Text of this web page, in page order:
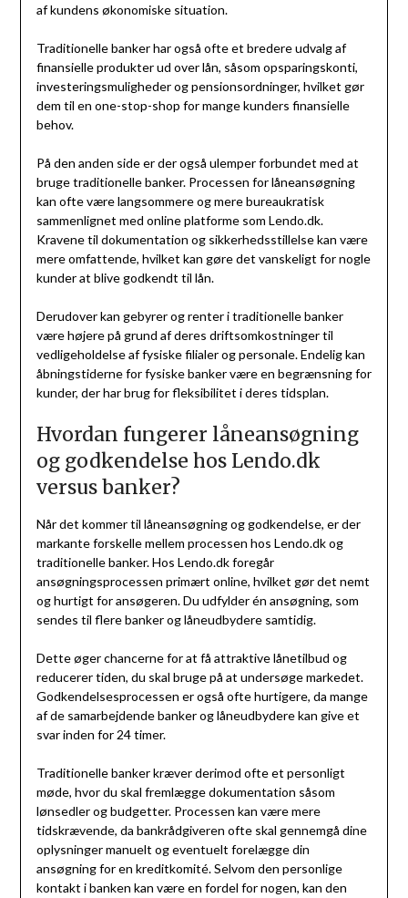
af kundens økonomiske situation.
Traditionelle banker har også ofte et bredere udvalg af
finansielle produkter ud over lån, såsom opsparingskonti,
investeringsmuligheder og pensionsordninger, hvilket gør
dem til en one-stop-shop for mange kunders finansielle
behov.
På den anden side er der også ulemper forbundet med at
bruge traditionelle banker. Processen for låneansøgning
kan ofte være langsommere og mere bureaukratisk
sammenlignet med online platforme som Lendo.dk.
Kravene til dokumentation og sikkerhedsstillelse kan være
mere omfattende, hvilket kan gøre det vanskeligt for nogle
kunder at blive godkendt til lån.
Derudover kan gebyrer og renter i traditionelle banker
være højere på grund af deres driftsomkostninger til
vedligeholdelse af fysiske filialer og personale. Endelig kan
åbningstiderne for fysiske banker være en begrænsning for
kunder, der har brug for fleksibilitet i deres tidsplan.
Hvordan fungerer låneansøgning
og godkendelse hos Lendo.dk
versus banker?
Når det kommer til låneansøgning og godkendelse, er der
markante forskelle mellem processen hos Lendo.dk og
traditionelle banker. Hos Lendo.dk foregår
ansøgningsprocessen primært online, hvilket gør det nemt
og hurtigt for ansøgeren. Du udfylder én ansøgning, som
sendes til flere banker og låneudbydere samtidig.
Dette øger chancerne for at få attraktive lånetilbud og
reducerer tiden, du skal bruge på at undersøge markedet.
Godkendelsesprocessen er også ofte hurtigere, da mange
af de samarbejdende banker og låneudbydere kan give et
svar inden for 24 timer.
Traditionelle banker kræver derimod ofte et personligt
møde, hvor du skal fremlægge dokumentation såsom
lønsedler og budgetter. Processen kan være mere
tidskrævende, da bankrådgiveren ofte skal gennemgå dine
oplysninger manuelt og eventuelt forelægge din
ansøgning for en kreditkomité. Selvom den personlige
kontakt i banken kan være en fordel for nogen, kan den